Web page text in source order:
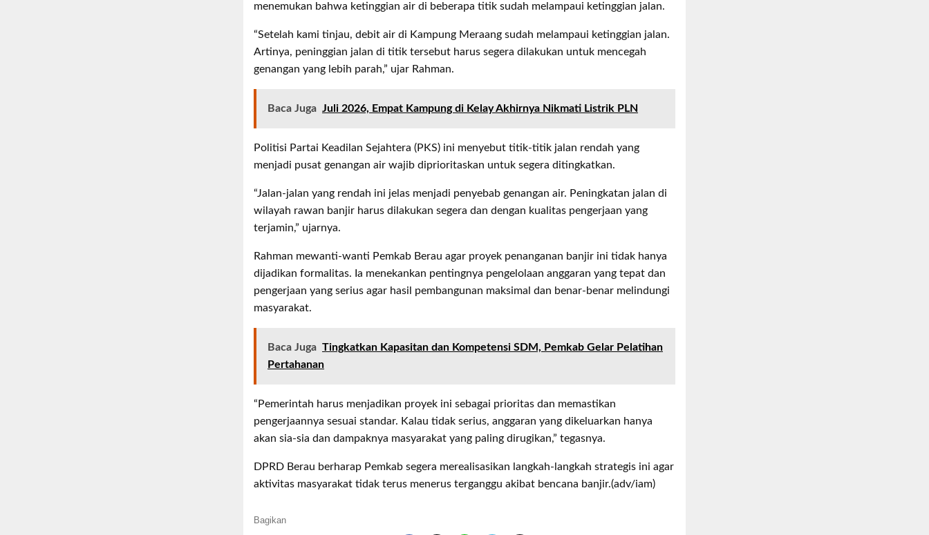
menemukan bahwa ketinggian air di beberapa titik sudah melampaui ketinggian jalan.
“Setelah kami tinjau, debit air di Kampung Meraang sudah melampaui ketinggian jalan.
Artinya, peninggian jalan di titik tersebut harus segera dilakukan untuk mencegah
genangan yang lebih parah,” ujar Rahman.
Baca Juga Juli 2026, Empat Kampung di Kelay Akhirnya Nikmati Listrik PLN
Politisi Partai Keadilan Sejahtera (PKS) ini menyebut titik-titik jalan rendah yang
menjadi pusat genangan air wajib diprioritaskan untuk segera ditingkatkan.
“Jalan-jalan yang rendah ini jelas menjadi penyebab genangan air. Peningkatan jalan di
wilayah rawan banjir harus dilakukan segera dan dengan kualitas pengerjaan yang
terjamin,” ujarnya.
Rahman mewanti-wanti Pemkab Berau agar proyek penanganan banjir ini tidak hanya
dijadikan formalitas. Ia menekankan pentingnya pengelolaan anggaran yang tepat dan
pengerjaan yang serius agar hasil pembangunan maksimal dan benar-benar melindungi
masyarakat.
Baca Juga Tingkatkan Kapasitan dan Kompetensi SDM, Pemkab Gelar Pelatihan
Pertahanan
“Pemerintah harus menjadikan proyek ini sebagai prioritas dan memastikan
pengerjaannya sesuai standar. Kalau tidak serius, anggaran yang dikeluarkan hanya
akan sia-sia dan dampaknya masyarakat yang paling dirugikan,” tegasnya.
DPRD Berau berharap Pemkab segera merealisasikan langkah-langkah strategis ini agar
aktivitas masyarakat tidak terus menerus terganggu akibat bencana banjir.(adv/iam)
Bagikan